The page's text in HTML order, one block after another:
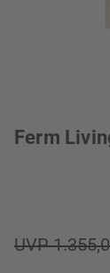
Ferm
UVP